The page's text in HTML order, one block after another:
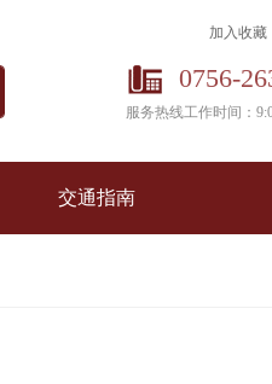
加入收藏
0756-
服务热线工作时间：
交通指南